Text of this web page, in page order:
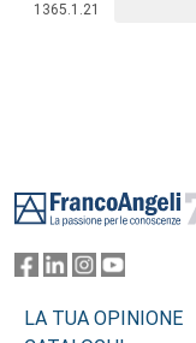
1365.1.21
LA TUA OPINIONE